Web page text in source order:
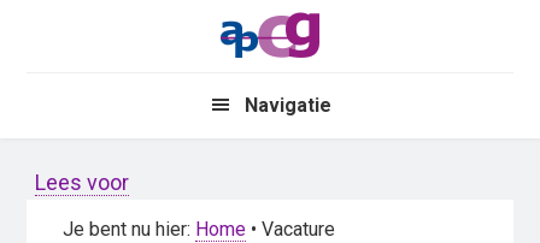
Navigatie
Lees voor
Je bent nu hier: Home • Vacature